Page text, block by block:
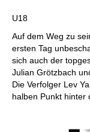
U18
Auf dem Weg zu
ersten Tag
sich auch der
Julian Grötzbach
Die Verfolger Lev
halben Punkt hinter